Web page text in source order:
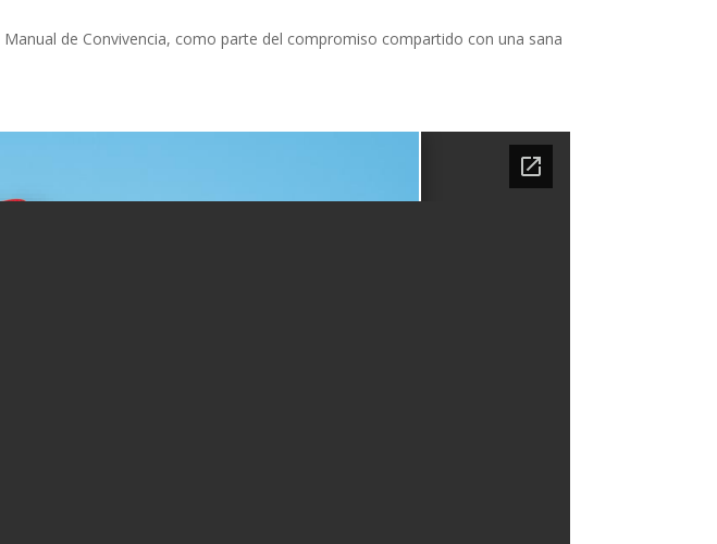
de Convivencia, como parte del compromiso compartido con una sana